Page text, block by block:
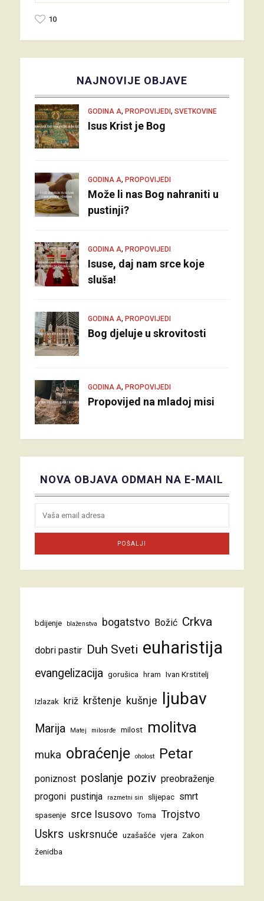
10
NAJNOVIJE OBJAVE
GODINA A, PROPOVIJEDI, SVETKOVINE
Isus Krist je Bog
GODINA A, PROPOVIJEDI
Može li nas Bog nahraniti u
pustinji?
GODINA A, PROPOVIJEDI
Isuse, daj nam srce koje
sluša!
GODINA A, PROPOVIJEDI
Bog djeluje u skrovitosti
GODINA A, PROPOVIJEDI
Propovijed na mladoj misi
NOVA OBJAVA ODMAH NA E-MAIL
bdijenje blaženstva bogatstvo Božić Crkva
dobri pastir Duh Sveti euharistija
evangelizacija gorušica hram Ivan Krstitelj
Izlazak križ krštenje kušnje ljubav
Marija Matej milosrđe milost molitva
muka obraćenje oholost Petar
poniznost poslanje poziv preobraženje
progoni pustinja razmetni sin slijepac smrt
spasenje srce Isusovo Toma Trojstvo
Uskrs uskrsnuće uzašašće vjera
Zakon
ženidba